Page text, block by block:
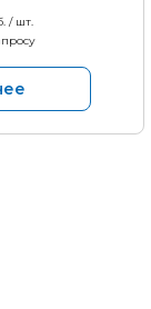
/ шт.